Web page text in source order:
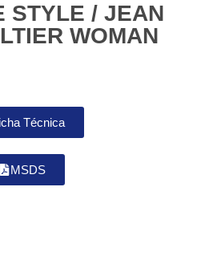
STYLE / JEAN
WOMAN
Técnica
MSDS